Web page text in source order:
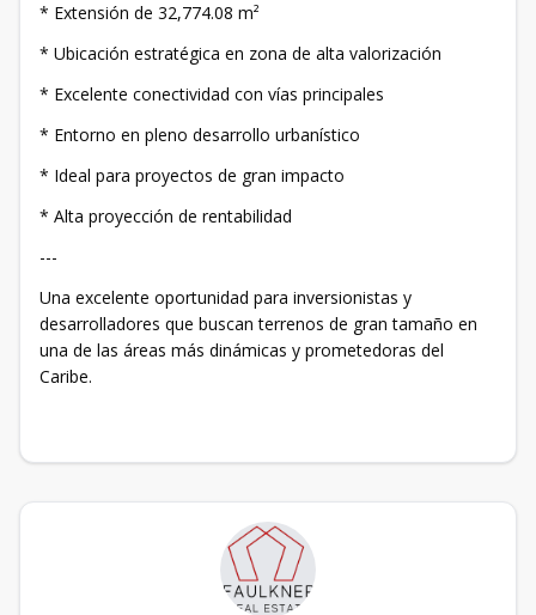
* Extensión de 32,774.08 m²
* Ubicación estratégica en zona de alta valorización
* Excelente conectividad con vías principales
* Entorno en pleno desarrollo urbanístico
* Ideal para proyectos de gran impacto
* Alta proyección de rentabilidad
---
Una excelente oportunidad para inversionistas y
desarrolladores que buscan terrenos de gran tamaño en
una de las áreas más dinámicas y prometedoras del
Caribe.